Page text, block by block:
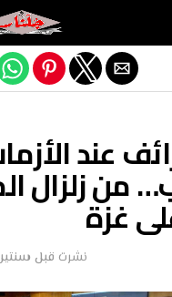
عند
من زلزال
غزة
نشرت قبل
Exit mobile version